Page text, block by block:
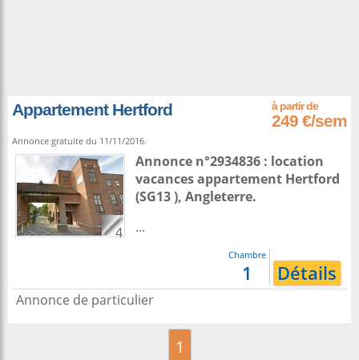
Appartement Hertford
249 €/sem
Annonce gratuite du 11/11/2016.
4
Annonce n°2934836 : location
vacances appartement Hertford
(SG13 ), Angleterre.
...
Chambre
1 Détails
Annonce de particulier
1